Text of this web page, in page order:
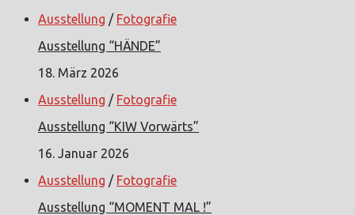
Ausstellung / Fotografie
Ausstellung “HÄNDE”
18. März 2026
Ausstellung / Fotografie
Ausstellung “KIW Vorwärts”
16. Januar 2026
Ausstellung / Fotografie
Ausstellung “MOMENT MAL !”